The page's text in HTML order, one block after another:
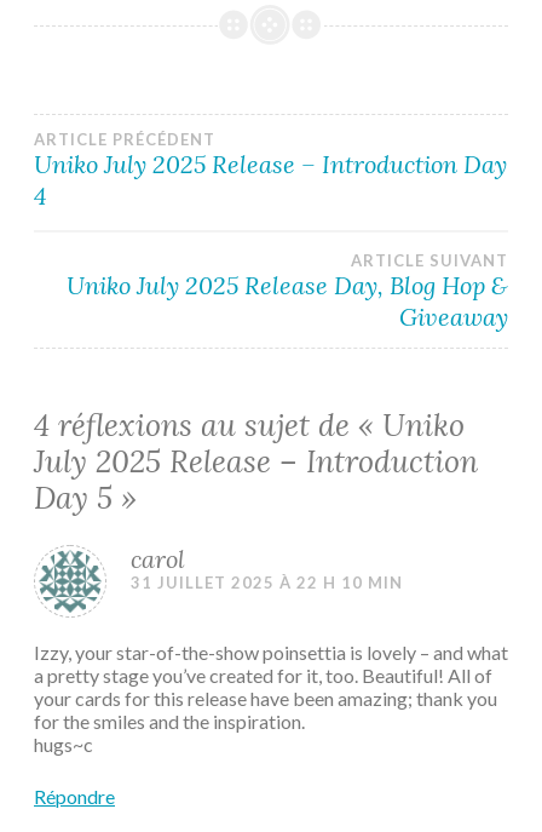
Navigation
de
l’article
ARTICLE PRÉCÉDENT
Uniko July 2025 Release – Introduction Day
4
ARTICLE SUIVANT
Uniko July 2025 Release Day, Blog Hop &
Giveaway
4 réflexions au sujet de « Uniko
July 2025 Release – Introduction
Day 5 »
carol
31 JUILLET 2025 À 22 H 10 MIN
Izzy, your star-of-the-show poinsettia is lovely – and what
a pretty stage you’ve created for it, too. Beautiful! All of
your cards for this release have been amazing; thank you
for the smiles and the inspiration.
hugs~c
Répondre